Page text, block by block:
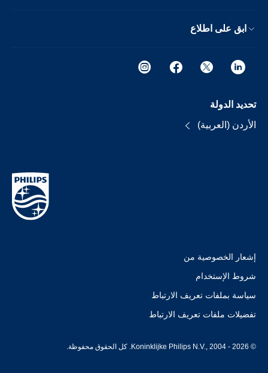
ابق على اطلاع
تحديد الدولة
الأردن (العربية)
إشعار الخصوصية من
شروط الإستخدام
سياسة بملفات تعريف الارتباط
تفضيلات ملفات تعريف الارتباط
© Koninklijke Philips N.V., 2004 - 2026. كل الحقوق محفوظة.